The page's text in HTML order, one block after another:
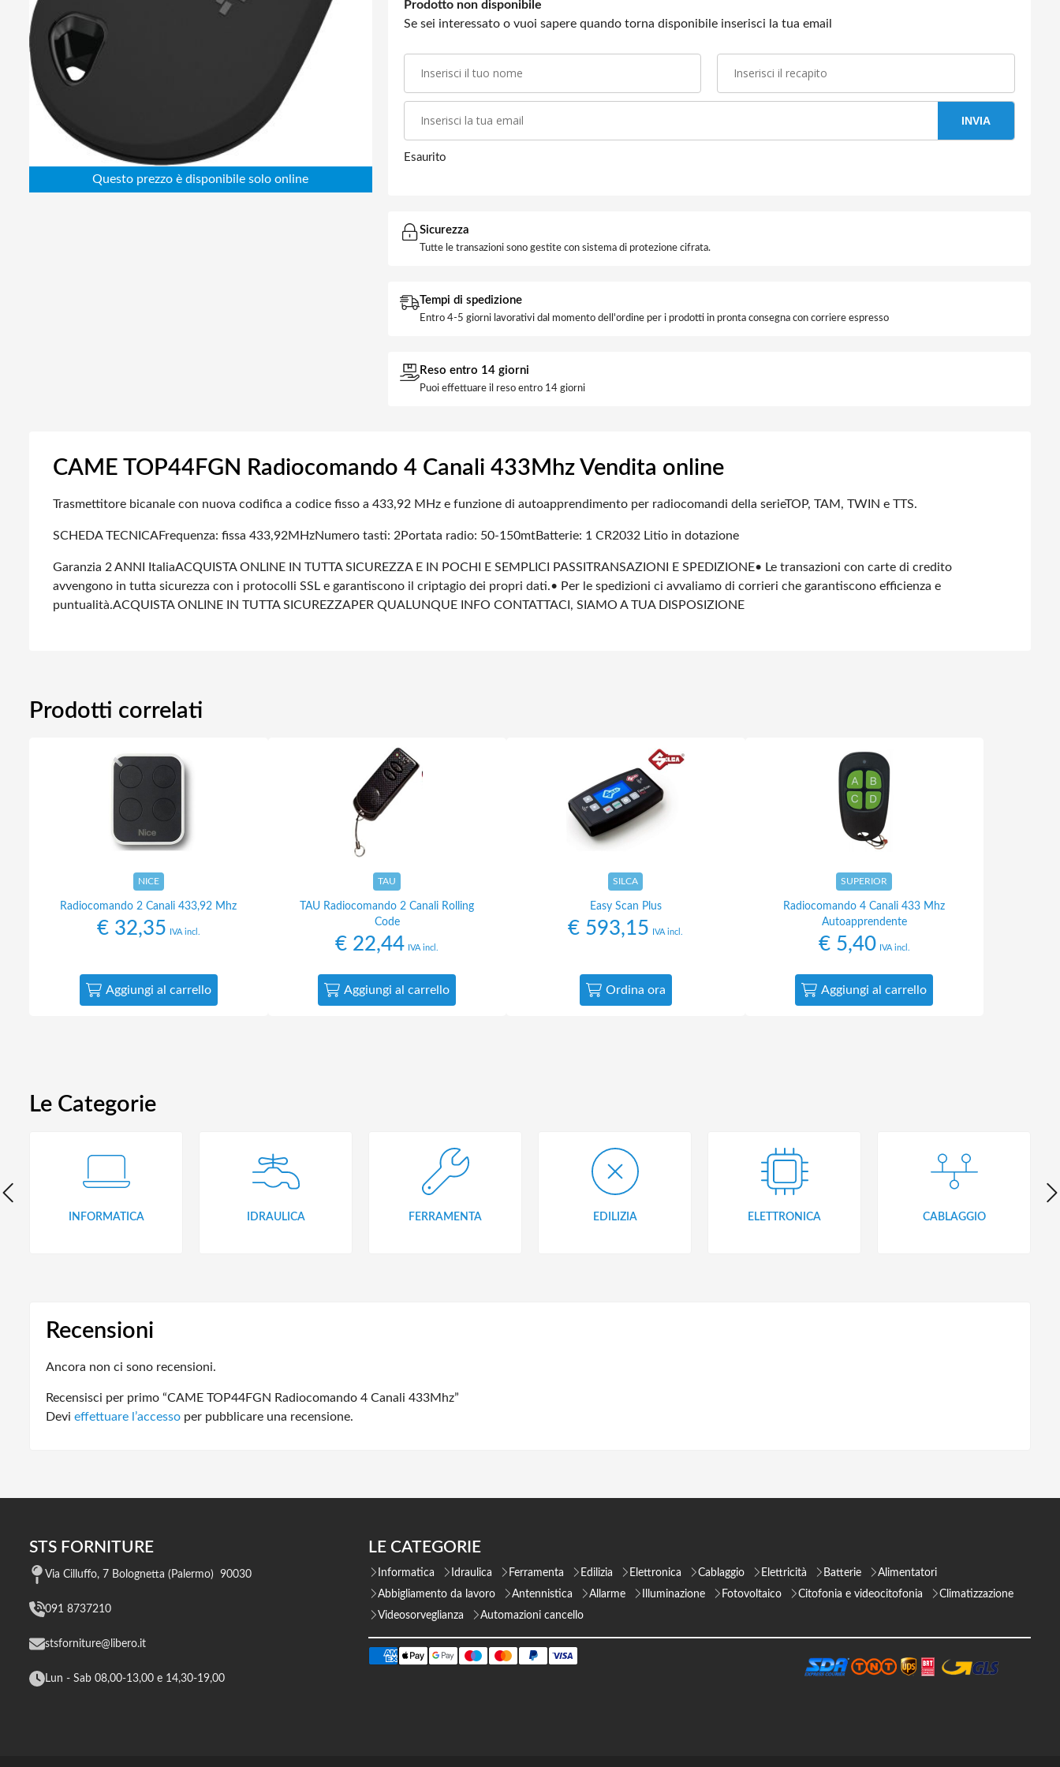
Abbigliamento da lavoro
Alimentatori
Batterie
Cablaggio
Elettronica
Edilizia
Prodotto non disponibile
Se sei interessato o vuoi sapere quando torna disponibile inserisci la tua email
INVIA
Esaurito
Sicurezza
Tutte le transazioni sono gestite con sistema di protezione cifrata.
Tempi di spedizione
Entro 4-5 giorni lavorativi dal momento dell'ordine per i prodotti in pronta consegna con corriere espresso
Reso entro 14 giorni
Puoi effettuare il reso entro 14 giorni
CAME TOP44FGN Radiocomando 4 Canali 433Mhz Vendita online
Trasmettitore bicanale con nuova codifica a codice fisso a 433,92 MHz e funzione di autoapprendimento per radiocomandi della serieTOP, TAM, TWIN e TTS.
SCHEDA TECNICAFrequenza: fissa 433,92MHzNumero tasti: 2 Portata radio: 50-150mtBatterie: 1 CR2032 Litio in dotazione
Garanzia 2 ANNI ItaliaACQUISTA ONLINE IN TUTTA SICUREZZA E IN POCHI E SEMPLICI PASSI TRANSAZIONI E SPEDIZIONE• Le transazioni con carte di credito
avvengono in tutta sicurezza con i protocolli SSL e garantiscono il criptagio dei propri dati.• Per le spedizioni ci avvaliamo di corrieri che garantiscono efficienza e
puntualità.ACQUISTA ONLINE IN TUTTA SICUREZZAPER QUALUNQUE INFO CONTATTACI, SIAMO A TUA DISPOSIZIONE
Prodotti correlati
NICE
Radiocomando 2 Canali 433,92 Mhz
€32,35 IVA incl.
Aggiungi al carrello
TAU
TAU Radiocomando 2 Canali Rolling
Code
€ 22,44 IVA incl.
Aggiungi al carrello
SILCA
Easy Scan Plus
€ 593,15 IVA incl.
Ordina ora
SUPERIOR
Radiocomando 4 Canali 433 Mhz
Autoapprendente
€5,40 IVA incl.
Aggiungi al carrello
Le Categorie
INFORMATICA IDRAULICA FERRAMENTA EDILIZIA ELETTRONICA CABLAGGIO
Recensioni
Ancora non ci sono recensioni.
Recensisci per primo “CAME TOP44FGN Radiocomando 4 Canali 433Mhz”
Devi effettuare l’accesso per pubblicare una recensione.
STS FORNITURE
Via Cilluffo, 7 Bolognetta (Palermo) 90030
091 8737210
stsforniture@libero.it
Lun - Sab 08,00-13,00 e 14,30-19,00
LE CATEGORIE
Informatica Idraulica Ferramenta Edilizia Elettronica Cablaggio Elettricità Batterie
Alimentatori
Abbigliamento da lavoro
Antennistica Allarme Illuminazione Fotovoltaico Citofonia e videocitofonia
Climatizzazione
Videosorveglianza
Automazioni cancello